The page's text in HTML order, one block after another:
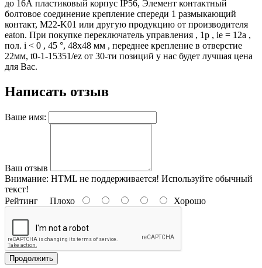
до 16А пластиковый корпус IP56, Элемент контактный
болтовое соединение крепление спереди 1 размыкающий
контакт, M22-K01 или другую продукцию от производителя
eaton. При покупке переключатель управления , 1p , ie = 12a ,
пол. i < 0 , 45 °, 48х48 мм , переднее крепление в отверстие
22мм, t0-1-15351/ez от 30-ти позиций у нас будет лучшая цена
для Вас.
Написать отзыв
Ваше имя:
Ваш отзыв
Внимание: HTML не поддерживается! Используйте обычный
текст!
Рейтинг Плохо Хорошо
Продолжить